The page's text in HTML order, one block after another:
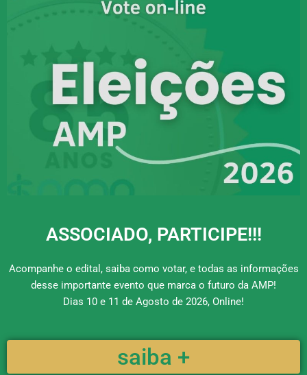
ASSOCIADO, PARTICIPE!!!
Acompanhe o edital, saiba como votar, e todas as informações
desse importante evento que marca o futuro da AMP!
Dias 10 e 11 de Agosto de 2026, Online!
saiba +